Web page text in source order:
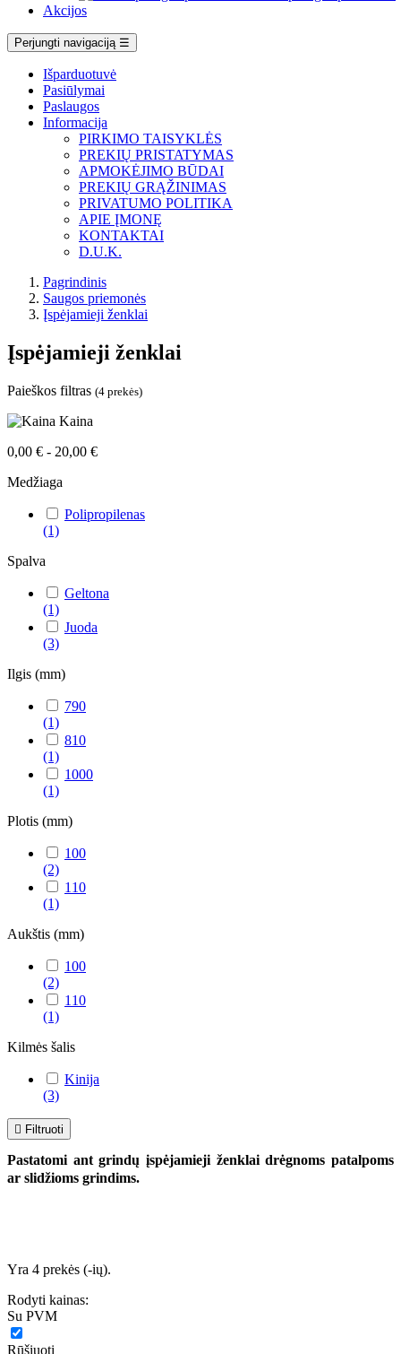
Akcijos
Perjungti navigaciją ☰
Išparduotuvė
Pasiūlymai
Paslaugos
Informacija
PIRKIMO TAISYKLĖS
PREKIŲ PRISTATYMAS
APMOKĖJIMO BŪDAI
PREKIŲ GRĄŽINIMAS
PRIVATUMO POLITIKA
APIE ĮMONĘ
KONTAKTAI
D.U.K.
Pagrindinis
Saugos priemonės
Įspėjamieji ženklai
Įspėjamieji ženklai
Paieškos filtras (4 prekės)
Kaina
0,00 € - 20,00 €
Medžiaga
Polipropilenas
(1)
Spalva
Geltona
(1)
Juoda
(3)
Ilgis (mm)
790
(1)
810
(1)
1000
(1)
Plotis (mm)
100
(2)
110
(1)
Aukštis (mm)
100
(2)
110
(1)
Kilmės šalis
Kinija
(3)
 Filtruoti
Pastatomi ant grindų įspėjamieji ženklai drėgnoms patalpoms
ar slidžioms grindims.
Yra 4 prekės (-ių).
Rodyti kainas:
Su PVM
Rūšiuoti